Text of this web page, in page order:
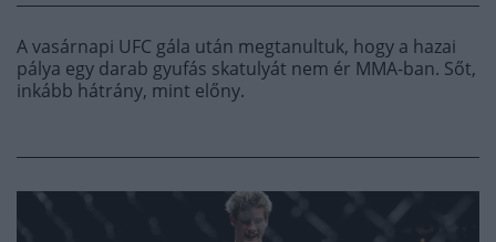
A vasárnapi UFC gála után megtanultuk, hogy a hazai
pálya egy darab gyufás skatulyát nem ér MMA-ban. Sőt,
inkább hátrány, mint előny.